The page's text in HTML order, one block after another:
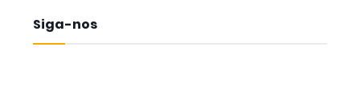
Siga-nos